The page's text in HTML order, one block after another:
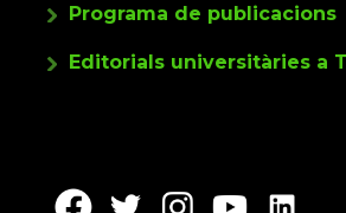
Programa de publicacions
Editorials universitàries a